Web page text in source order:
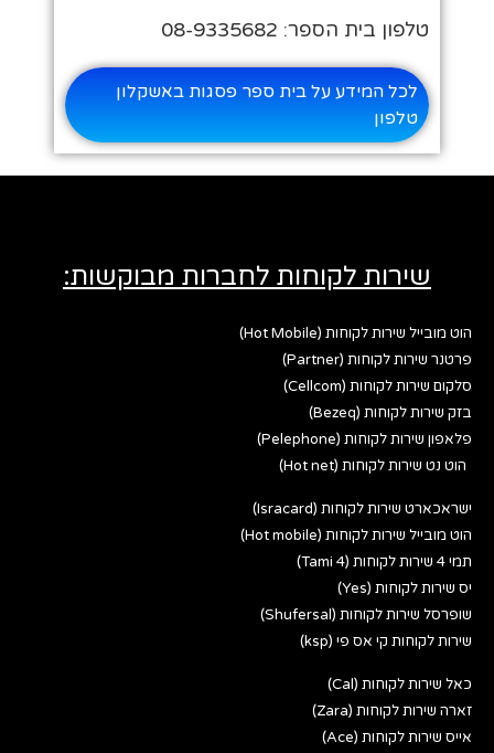
טלפון בית הספר: 08-9335682
לכל המידע על בית ספר פסגות באשקלון
טלפון
שירות לקוחות לחברות מבוקשות:
הוט מובייל שירות לקוחות (Hot Mobile)
פרטנר שירות לקוחות (Partner)
סלקום שירות לקוחות (Cellcom)
בזק שירות לקוחות (Bezeq)
פלאפון שירות לקוחות (Pelephone)
הוט נט שירות לקוחות (Hot net)
ישראכארט שירות לקוחות (Isracard)
הוט מובייל שירות לקוחות (Hot mobile)
תמי 4 שירות לקוחות (Tami 4)
יס שירות לקוחות (Yes)
שופרסל שירות לקוחות (Shufersal)
שירות לקוחות קי אס פי (ksp)
כאל שירות לקוחות (Cal)
זארה שירות לקוחות (Zara)
אייס שירות לקוחות (Ace)